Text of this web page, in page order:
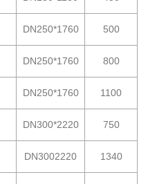
DN250*1760 500
DN250*1760 800
DN250*1760 1100
DN300*2220 750
DN3002220 1340